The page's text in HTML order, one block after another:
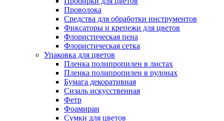
Проволока
Средства для обработки инструментов
Фиксаторы и крепежи для цветов
Флористическая пена
Флористическая сетка
Упаковка для цветов
Пленка полипропилен в листах
Пленка полипропилен в рулонах
Бумага декоративная
Сизаль искусственная
Фетр
Фоамиран
Сумки для цветов